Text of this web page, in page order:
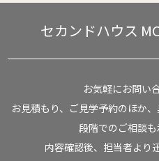
セカンドハウス
お気軽にお問い
お見積もり、ご見学予約のほか
段階でのご相談も
内容確認後、担当者より